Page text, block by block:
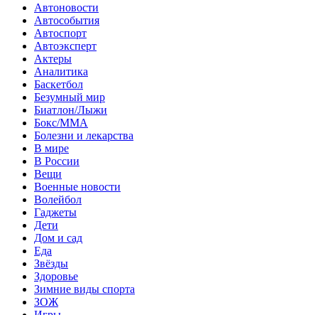
Автоновости
Автособытия
Автоспорт
Автоэксперт
Актеры
Аналитика
Баскетбол
Безумный мир
Биатлон/Лыжи
Бокс/MMA
Болезни и лекарства
В мире
В России
Вещи
Военные новости
Волейбол
Гаджеты
Дети
Дом и сад
Еда
Звёзды
Здоровье
Зимние виды спорта
ЗОЖ